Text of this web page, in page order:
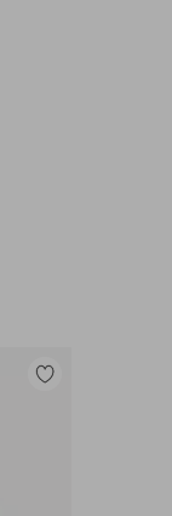
Toevoegen